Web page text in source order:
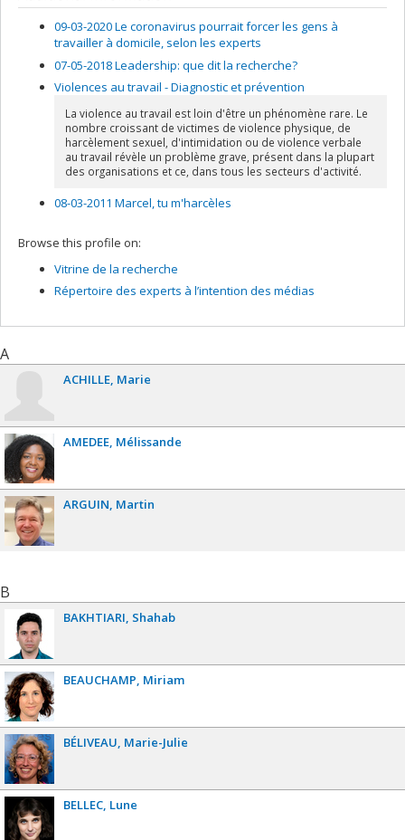
09-03-2020 Le coronavirus pourrait forcer les gens à
travailler à domicile, selon les experts
07-05-2018 Leadership: que dit la recherche?
Violences au travail - Diagnostic et prévention
La violence au travail est loin d'être un phénomène rare. Le
nombre croissant de victimes de violence physique, de
harcèlement sexuel, d'intimidation ou de violence verbale
au travail révèle un problème grave, présent dans la plupart
des organisations et ce, dans tous les secteurs d'activité.
08-03-2011 Marcel, tu m'harcèles
Browse this profile on:
Vitrine de la recherche
Répertoire des experts à l’intention des médias
A
ACHILLE Marie
AMEDEE Mélissande
ARGUIN Martin
B
BAKHTIARI Shahab
BEAUCHAMP Miriam
BÉLIVEAU Marie-Julie
BELLEC Lune